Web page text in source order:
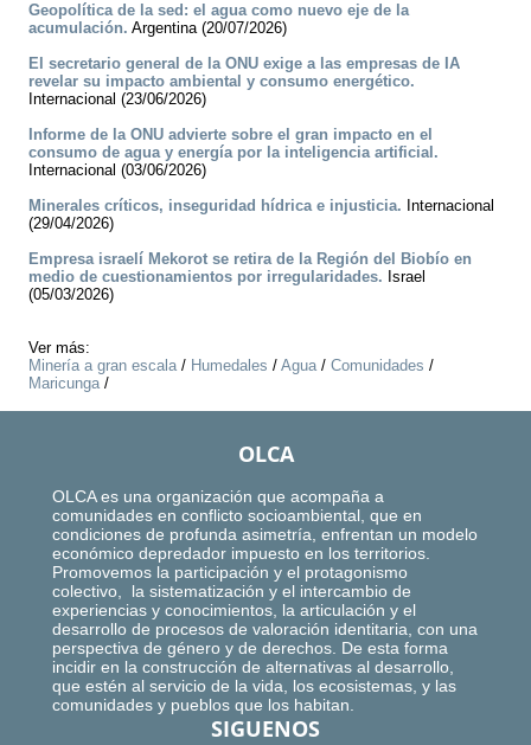
Geopolítica de la sed: el agua como nuevo eje de la
acumulación. Argentina (20/07/2026)
El secretario general de la ONU exige a las empresas de IA
revelar su impacto ambiental y consumo energético.
Internacional (23/06/2026)
Informe de la ONU advierte sobre el gran impacto en el
consumo de agua y energía por la inteligencia artificial.
Internacional (03/06/2026)
Minerales críticos, inseguridad hídrica e injusticia. Internacional
(29/04/2026)
Empresa israelí Mekorot se retira de la Región del Biobío en
medio de cuestionamientos por irregularidades. Israel
(05/03/2026)
Ver más:
Minería a gran escala/ Humedales / Agua/ Comunidades /
Maricunga/
OLCA
OLCA es una organización que acompaña a
comunidades en conflicto socioambiental, que en
condiciones de profunda asimetría, enfrentan un modelo
económico depredador impuesto en los territorios.
Promovemos la participación y el protagonismo
colectivo, la sistematización y el intercambio de
experiencias y conocimientos, la articulación y el
desarrollo de procesos de valoración identitaria, con una
perspectiva de género y de derechos. De esta forma
incidir en la construcción de alternativas al desarrollo,
que estén al servicio de la vida, los ecosistemas, y las
comunidades y pueblos que los habitan.
SIGUENOS